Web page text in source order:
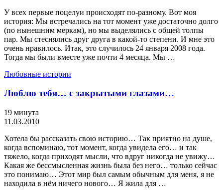
У всех первые поцелуи происходят по-разному. Вот моя
история: Мы встречались на тот момент уже достаточно долго
(по нынешним меркам), но мы выделялись с общей толпы
пар. Мы стеснялись друг друга в какой-то степени. И мне это
очень нравилось. Итак, это случилось 24 января 2008 года.
Тогда мы были вместе уже почти 4 месяца. Мы …
Любовные истории
Люблю тебя… с закрытыми глазами…
19 минута
11.03.2010
Хотела бы рассказать свою историю… Так приятно на душе,
когда вспоминаю, тот момент, когда увидела его… и так
тяжело, когда приходят мысли, что вдруг никогда не увижу…
Какая же бессмысленная жизнь была без него… только сейчас
это понимаю… Этот мир был самым обычным для меня, я не
находила в нём ничего нового… Я жила для …